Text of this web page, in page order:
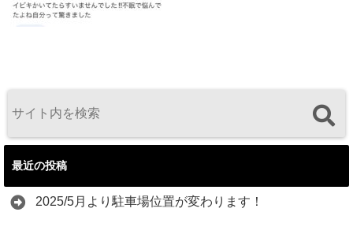
最近の投稿
2025/5月より駐車場位置が変わります！